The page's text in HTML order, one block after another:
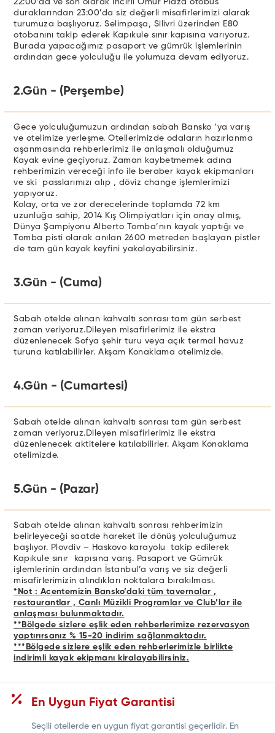
22:00’da ve son olarak İncirli Ömür Plaza otobüs
duraklarından 23:00’da siz değerli misafirlerimizi alarak
turumuza başlıyoruz. Selimpaşa, Silivri üzerinden E80
otobanını takip ederek Kapıkule sınır kapısına varıyoruz.
Burada yapacağımız pasaport ve gümrük işlemlerinin
ardından gece yolculuğu ile yolumuza devam ediyoruz.
2.Gün - (Perşembe)
Gece yolculuğumuzun ardından sabah Bansko ‘ya varış
ve otelimize yerleşme. Otellerimizde odaların hazırlanma
aşanmasında rehberlerimiz ile anlaşmalı olduğumuz
Kayak evine geçiyoruz. Zaman kaybetmemek adına
rehberimizin vereceği info ile beraber kayak ekipmanları
ve ski passlarımızı alıp , döviz change işlemlerimizi
yapıyoruz.
Kolay, orta ve zor derecelerinde toplamda 72 km
uzunluğa sahip, 2014 Kış Olimpiyatları için onay almış,
Dünya Şampiyonu Alberto Tomba’nın kayak yaptığı ve
Tomba pisti olarak anılan 2600 metreden başlayan pistler
de tam gün kayak keyfini yakalayabilirsiniz.
3.Gün - (Cuma)
Sabah otelde alınan kahvaltı sonrası tam gün serbest
zaman veriyoruz.Dileyen misafirlerimiz ile ekstra
düzenlenecek Sofya şehir turu veya açık termal havuz
turuna katılabilirler. Akşam Konaklama otelimizde.
4.Gün - (Cumartesi)
Sabah otelde alınan kahvaltı sonrası tam gün serbest
zaman veriyoruz.Dileyen misafirlerimiz ile ekstra
düzenlenecek aktitelere katılabilirler. Akşam Konaklama
otelimizde.
5.Gün - (Pazar)
Sabah otelde alınan kahvaltı sonrası rehberimizin
belirleyeceği saatde hareket ile dönüş yolculuğumuz
başlıyor. Plovdiv – Haskovo karayolu takip edilerek
Kapıkule sınır kapısına varış. Pasaport ve Gümrük
işlemlerinin ardından İstanbul’a varış ve siz değerli
misafirlerimizin alındıkları noktalara bırakılması.
*Not : Acentemizin Bansko’daki tüm tavernalar ,
restaurantlar , Canlı Müzikli Programlar ve Club’lar ile
anlaşması bulunmaktadır.
**Bölgede sizlere eşlik eden rehberlerimize rezervasyon
yaptırırsanız % 15-20 indirim sağlanmaktadır.
***Bölgede sizlere eşlik eden rehberlerimizle birlikte
indirimli kayak ekipmanı kiralayabilirsiniz.
En Uygun Fiyat Garantisi
Seçili otellerde en uygun fiyat garantisi geçerlidir. En